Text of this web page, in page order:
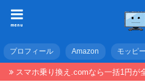
menu
プロフィール Amazon モッピー
スマホ乗り換え.comなら一括1円が